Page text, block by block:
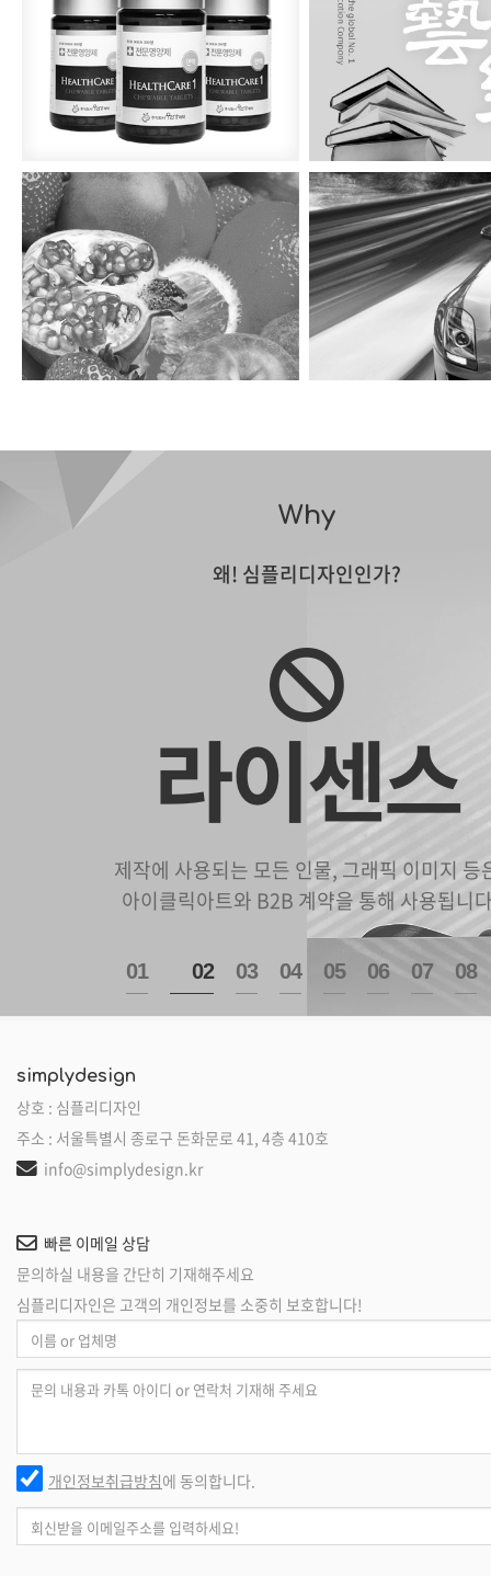
우리가제약 예락교육
경일유통 광조렌트카
Why
왜! 심플리디자인인가?
라이센스
제작에 사용되는 모든 인물, 그래픽 이미지 등
아이클릭아트와 B2B 계약을 통해 사용됩니
1 2 3 4 5 6 7 8
simplydesign
상호 : 심플리디자인
주소 : 서울특별시 종로구 돈화문로 41, 4층 410호
info@simplydesign.kr
빠른 이메일 상담
문의하실 내용을 간단히 기재해주세요
심플리디자인은 고객의 개인정보를 소중히 보호합니다!
개인정보취급방침에 동의합니다.